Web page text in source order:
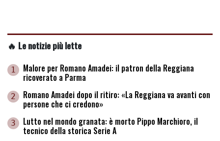
🔥 Le notizie più lette
1 Malore per Romano Amadei: il patron della Reggiana
ricoverato a Parma
2 Romano Amadei dopo il ritiro: «La Reggiana va avanti con
persone che ci credono»
3 Lutto nel mondo granata: è morto Pippo Marchioro, il
tecnico della storica Serie A